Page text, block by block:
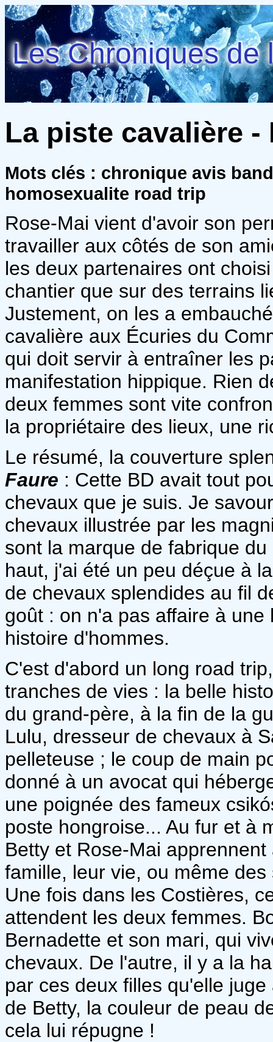
Les Chroniques de
La piste cavalière -
Mots clés : chronique avis
homosexualite road trip
Rose-Mai vient d'avoir son
travailler aux côtés de son
les deux partenaires ont
chantier que sur des terrains
Justement, on les a
cavalière aux Écuries du
qui doit servir à entraîner les
manifestation hippique. Rien
deux femmes sont vite
la propriétaire des lieux, une
Le résumé, la couverture
Faure : Cette BD avait tout
chevaux que je suis. Je
chevaux illustrée par les
sont la marque de fabrique
haut, j'ai été un peu déçue à
de chevaux splendides au fil
goût : on n'a pas affaire à
histoire d'hommes.
C'est d'abord un long road
tranches de vies : la belle
du grand-père, à la fin de la
Lulu, dresseur de chevaux à
pelleteuse ; le coup de main
donné à un avocat qui
une poignée des fameux
poste hongroise... Au fur et à
Betty et Rose-Mai
famille, leur vie, ou même
Une fois dans les Costières,
attendent les deux femmes.
Bernadette et son mari, qui
chevaux. De l'autre, il y a la
par ces deux filles qu'elle
de Betty, la couleur de peau
cela lui répugne !